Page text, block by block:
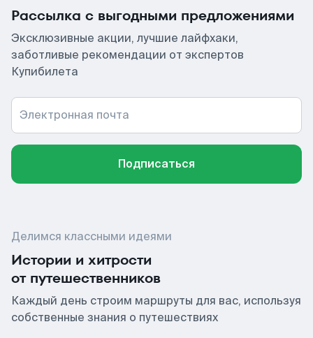
Рассылка с выгодными предложениями
Эксклюзивные акции, лучшие лайфхаки,
заботливые рекомендации от экспертов
Купибилета
Электронная почта
Подписаться
Делимся классными идеями
Истории и хитрости
от путешественников
Каждый день строим маршруты для вас, используя
собственные знания о путешествиях